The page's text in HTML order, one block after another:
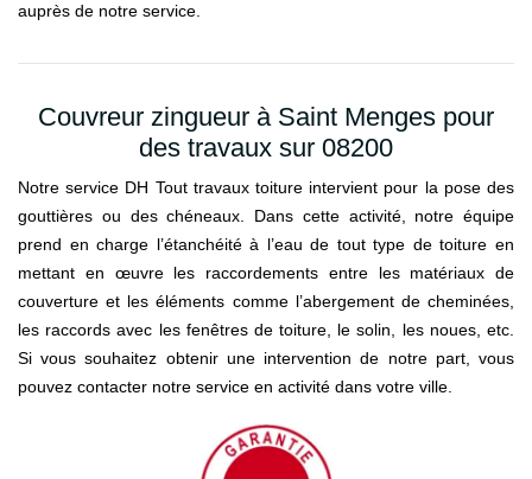
auprès de notre service.
Couvreur zingueur à Saint Menges pour
des travaux sur 08200
Notre service DH Tout travaux toiture intervient pour la pose des
gouttières ou des chéneaux. Dans cette activité, notre équipe
prend en charge l’étanchéité à l’eau de tout type de toiture en
mettant en œuvre les raccordements entre les matériaux de
couverture et les éléments comme l’abergement de cheminées,
les raccords avec les fenêtres de toiture, le solin, les noues, etc.
Si vous souhaitez obtenir une intervention de notre part, vous
pouvez contacter notre service en activité dans votre ville.